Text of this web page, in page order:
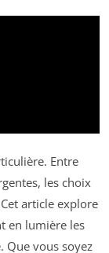
Entre
les choix
article explore
en lumière les
Que vous soyez